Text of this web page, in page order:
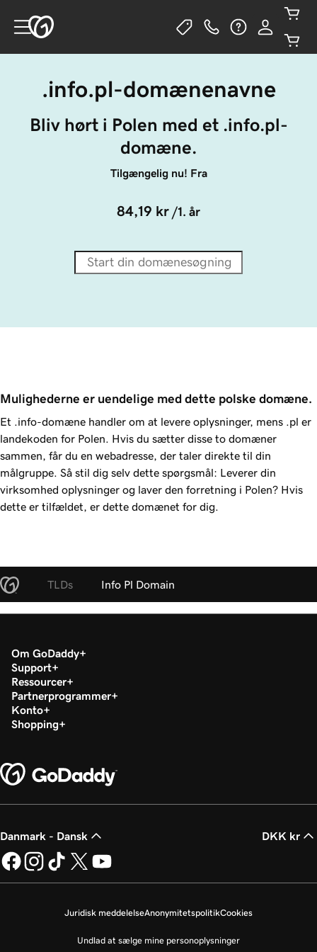
.info.pl-domænenavne
Bliv hørt i Polen med et .info.pl-
domæne.
Tilgængelig nu! Fra
84,19 kr /1. år
Mulighederne er uendelige med dette polske domæne.
Et .info-domæne handler om at levere oplysninger, mens .pl er
landekoden for Polen. Hvis du sætter disse to domæner
sammen, får du en webadresse, der taler direkte til din
målgruppe. Så stil dig selv dette spørgsmål: Leverer din
virksomhed oplysninger og laver den forretning i Polen? Hvis
dette er tilfældet, er dette domænet for dig.
TLDs Info Pl Domain
Om GoDaddy
Support
Ressourcer
Partnerprogrammer
Konto
Shopping
Danmark - Dansk DKK kr
Juridisk meddelelseAnonymitetspolitikCookies
Undlad at sælge mine personoplysninger